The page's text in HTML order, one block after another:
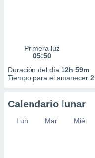
Primera luz
05:50
Duración del día 12h 59m
Tiempo para el amanecer
Calendario lunar
Lun Mar Mié